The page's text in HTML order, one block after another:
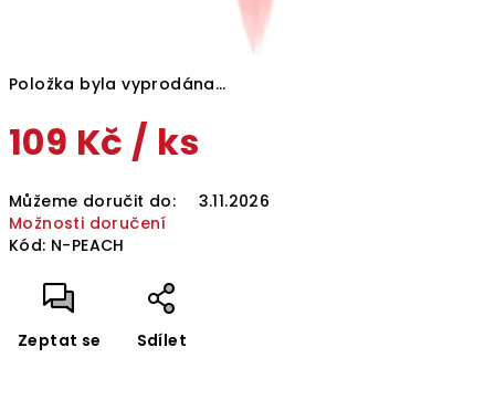
Položka byla vyprodána…
109 Kč / ks
cena:
Můžeme doručit do:
3.11.2026
Možnosti doručení
Kód: N-PEACH
Zeptat se Sdílet